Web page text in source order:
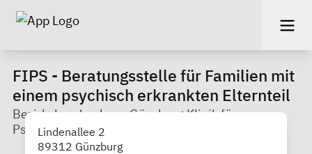
FIPS - Beratungsstelle für Familien mit
einem psychisch erkrankten Elternteil
Bezirkskrankenhaus Günzburg Klinik für
Psychiatrie, Psychotherapie und Psychosomatik
Lindenallee 2
89312 Günzburg